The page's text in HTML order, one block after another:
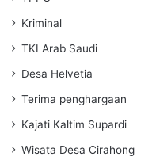
Kriminal
TKI Arab Saudi
Desa Helvetia
Terima penghargaan
Kajati Kaltim Supardi
Wisata Desa Cirahong